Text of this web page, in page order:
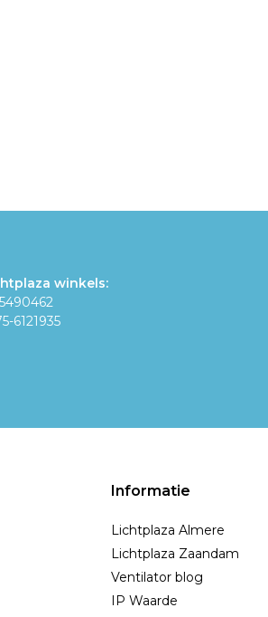
winkels:
6121935
Informatie
Lichtplaza Almere
Lichtplaza Zaandam
Ventilator blog
IP Waarde